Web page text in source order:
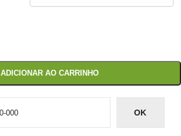
ADICIONAR AO CARRINHO
OK